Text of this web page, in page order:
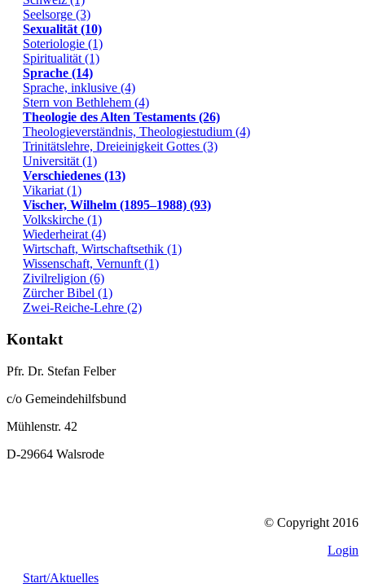
Seelsorge (3)
Sexualität (10)
Soteriologie (1)
Spiritualität (1)
Sprache (14)
Sprache, inklusive (4)
Stern von Bethlehem (4)
Theologie des Alten Testaments (26)
Theologieverständnis, Theologiestudium (4)
Trinitätslehre, Dreieinigkeit Gottes (3)
Universität (1)
Verschiedenes (13)
Vikariat (1)
Vischer, Wilhelm (1895–1988) (93)
Volkskirche (1)
Wiederheirat (4)
Wirtschaft, Wirtschaftsethik (1)
Wissenschaft, Vernunft (1)
Zivilreligion (6)
Zürcher Bibel (1)
Zwei-Reiche-Lehre (2)
Kontakt
Pfr. Dr. Stefan Felber
c/o Gemeindehilfsbund
Mühlenstr. 42
D-29664 Walsrode
© Copyright 2016
Login
Start/Aktuelles